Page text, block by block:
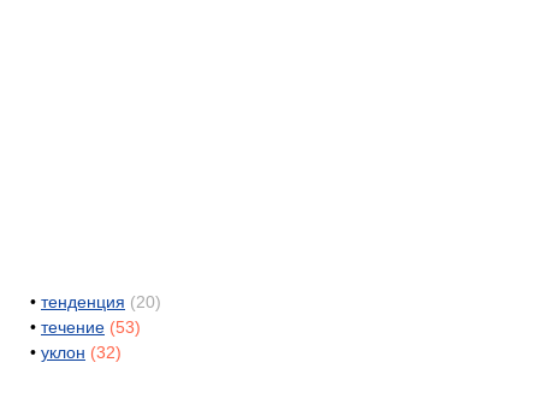
• тенденция (20)
• течение (53)
• уклон (32)